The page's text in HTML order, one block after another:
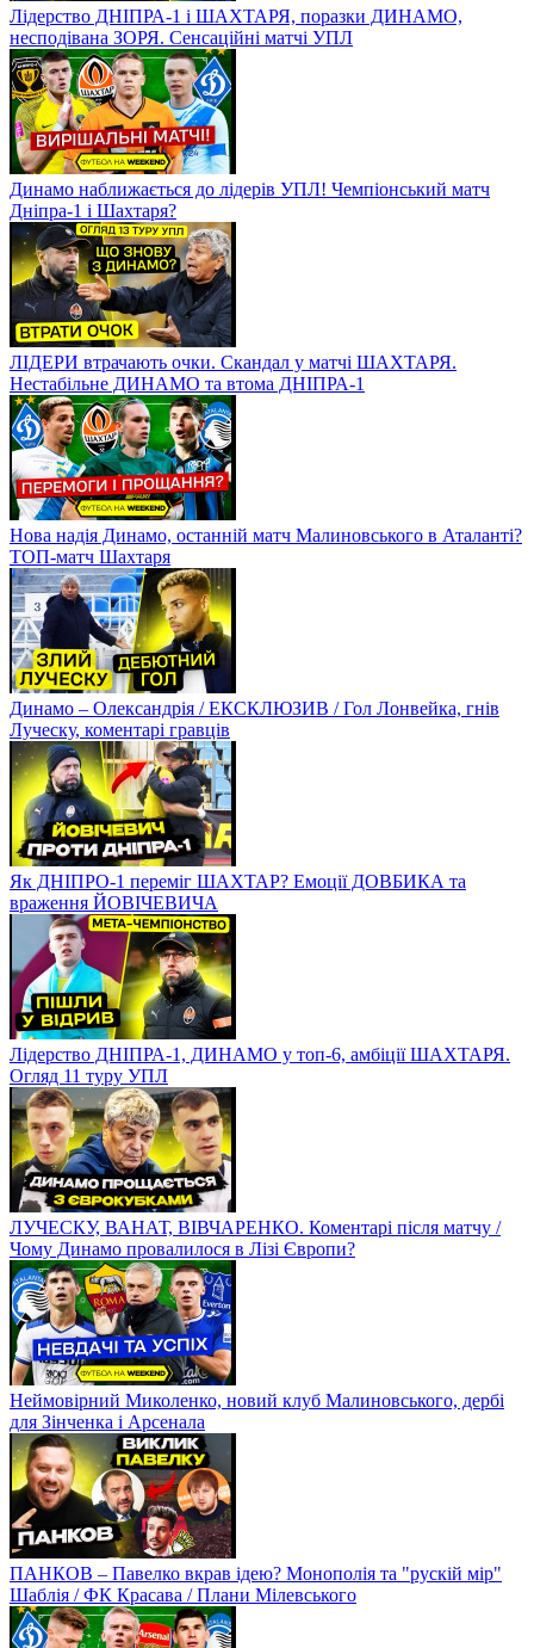
Лідерство ДНІПРА-1 і ШАХТАРЯ, поразки ДИНАМО,
несподівана ЗОРЯ. Сенсаційні матчі УПЛ
Динамо наближається до лідерів УПЛ! Чемпіонський матч
Дніпра-1 і Шахтаря?
ЛІДЕРИ втрачають очки. Скандал у матчі ШАХТАРЯ.
Нестабільне ДИНАМО та втома ДНІПРА-1
Нова надія Динамо, останній матч Малиновського в Аталанті?
ТОП-матч Шахтаря
Динамо – Олександрія / ЕКСКЛЮЗИВ / Гол Лонвейка, гнів
Луческу, коментарі гравців
Як ДНІПРО-1 переміг ШАХТАР? Емоції ДОВБИКА та
враження ЙОВІЧЕВИЧА
Лідерство ДНІПРА-1, ДИНАМО у топ-6, амбіції ШАХТАРЯ.
Огляд 11 туру УПЛ
ЛУЧЕСКУ, ВАНАТ, ВІВЧАРЕНКО. Коментарі після матчу /
Чому Динамо провалилося в Лізі Європи?
Неймовірний Миколенко, новий клуб Малиновського, дербі
для Зінченка і Арсенала
ПАНКОВ – Павелко вкрав ідею? Монополія та "рускій мір"
Шаблія / ФК Красава / Плани Мілевського